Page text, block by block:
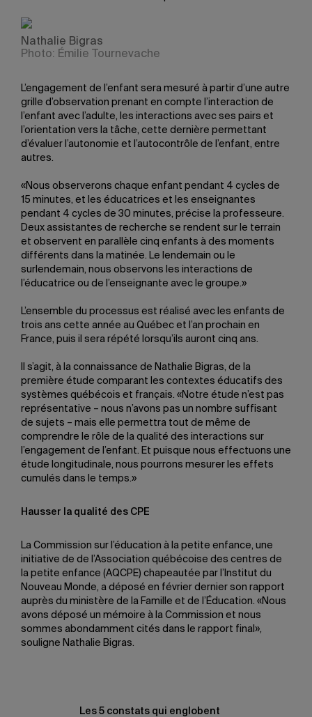
Nathalie Bigras
Photo: Émilie Tournevache
L’engagement de l’enfant sera mesuré à partir d’une autre
grille d’observation prenant en compte l’interaction de
l’enfant avec l’adulte, les interactions avec ses pairs et
l’orientation vers la tâche, cette dernière permettant
d’évaluer l’autonomie et l’autocontrôle de l’enfant, entre
autres.
«Nous observerons chaque enfant pendant 4 cycles de
15 minutes, et les éducatrices et les enseignantes
pendant 4 cycles de 30 minutes, précise la professeure.
Deux assistantes de recherche se rendent sur le terrain
et observent en parallèle cinq enfants à des moments
différents dans la matinée. Le lendemain ou le
surlendemain, nous observons les interactions de
l’éducatrice ou de l’enseignante avec le groupe.»
L’ensemble du processus est réalisé avec les enfants de
trois ans cette année au Québec et l’an prochain en
France, puis il sera répété lorsqu’ils auront cinq ans.
Il s’agit, à la connaissance de Nathalie Bigras, de la
première étude comparant les contextes éducatifs des
systèmes québécois et français. «Notre étude n’est pas
représentative – nous n’avons pas un nombre suffisant
de sujets – mais elle permettra tout de même de
comprendre le rôle de la qualité des interactions sur
l’engagement de l’enfant. Et puisque nous effectuons une
étude longitudinale, nous pourrons mesurer les effets
cumulés dans le temps.»
Hausser la qualité des CPE
La Commission sur l’éducation à la petite enfance, une
initiative de de l’Association québécoise des centres de
la petite enfance (AQCPE) chapeautée par l’Institut du
Nouveau Monde, a déposé en février dernier son rapport
auprès du ministère de la Famille et de l’Éducation. «Nous
avons déposé un mémoire à la Commission et nous
sommes abondamment cités dans le rapport final»,
souligne Nathalie Bigras.
Les 5 constats qui englobent